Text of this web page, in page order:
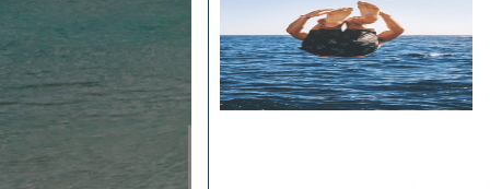
Application Bloc Marine
Règlementation
BATEAUX